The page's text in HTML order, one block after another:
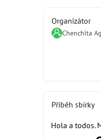
Organizátor
Chenchita
Příběh sbírky
Hola a todos.